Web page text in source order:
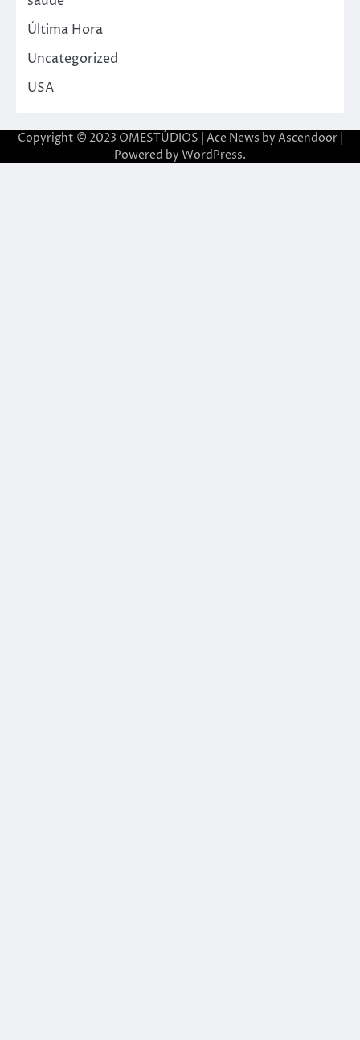
Última Hora
Uncategorized
USA
Copyright © 2023 OMESTÚDIOS | Ace News by Ascendoor|
Powered by WordPress.